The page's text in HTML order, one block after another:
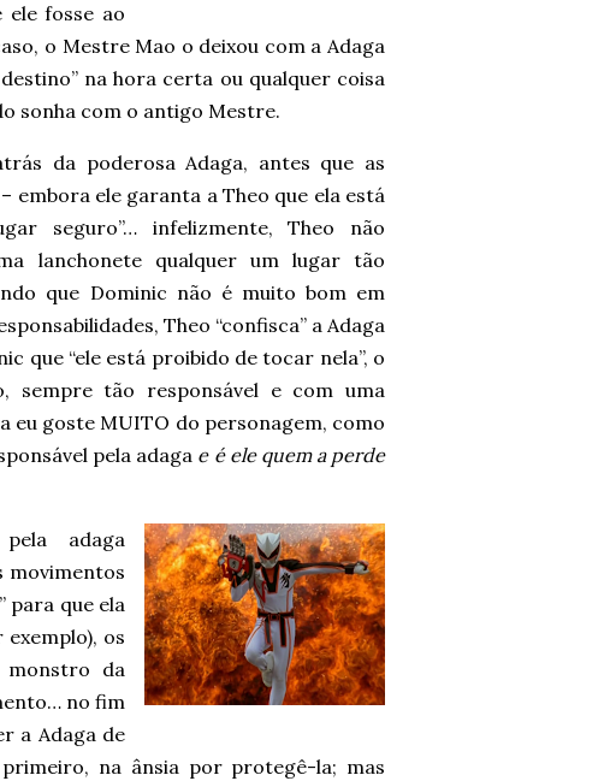
ele fosse ao
o Mestre Mao o deixou com a Adaga
na hora certa ou qualquer coisa
sonha com o antigo Mestre.
da poderosa Adaga, antes que as
embora ele garanta a Theo que ela está
seguro”… infelizmente, Theo não
lanchonete qualquer um lugar tão
que Dominic não é muito bom em
Theo “confisca” a Adaga
que “ele está proibido de tocar nela”, o
sempre tão responsável e com uma
eu goste MUITO do personagem, como
pela adaga e é ele quem a perde
adaga
movimentos
para que ela
os
monstro da
no fim
a Adaga de
na ânsia por protegê-la; mas